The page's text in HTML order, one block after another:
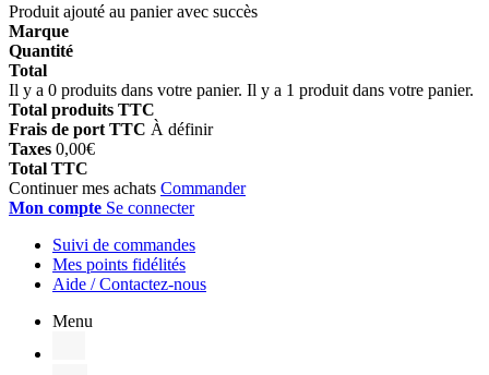
Produit ajouté au panier avec succès
Marque
Quantité
Total
Il y a 0 produits dans votre panier. Il y a 1 produit dans votre panier.
Total produits TTC
Frais de port TTC À définir
Taxes 0,00€
Total TTC
Continuer mes achats Commander
Mon compte Se connecter
Suivi de commandes
Mes points fidélités
Aide / Contactez-nous
Menu